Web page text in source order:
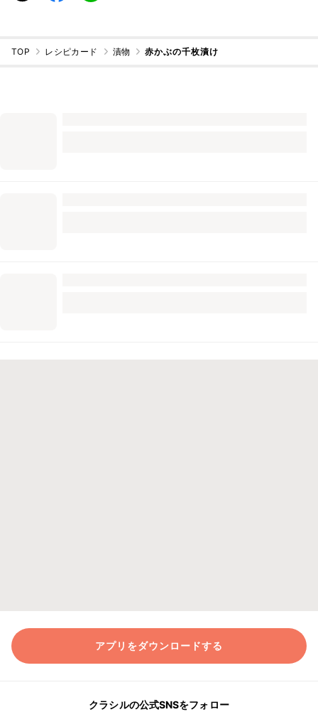
TOP レシピカード 漬物 赤かぶの千枚漬け
アプリをダウンロードする
クラシルの公式SNSをフォロー